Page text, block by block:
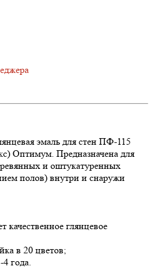
эмаль для стен ПФ-115
Оптимум. Предназначена для
и оштукатуренных
полов) внутри и снаружи
качественное глянцевое
в 20 цветов;
года.